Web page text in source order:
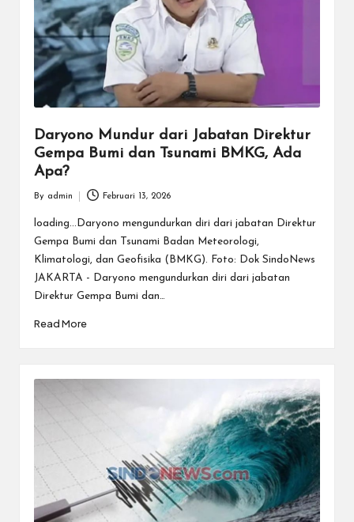
Daryono Mundur dari Jabatan Direktur
Gempa Bumi dan Tsunami BMKG, Ada
Apa?
by
By admin Februari 13, 2026
loading...Daryono mengundurkan diri dari jabatan Direktur
Gempa Bumi dan Tsunami Badan Meteorologi,
Klimatologi, dan Geofisika (BMKG). Foto: Dok SindoNews
JAKARTA - Daryono mengundurkan diri dari jabatan
Direktur Gempa Bumi dan…
Read More